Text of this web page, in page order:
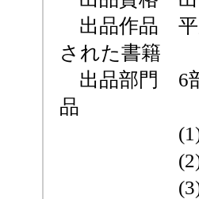
出品作品 平
された書籍
出品部門 6
品
(1)文学・
(2)芸
(3)児童